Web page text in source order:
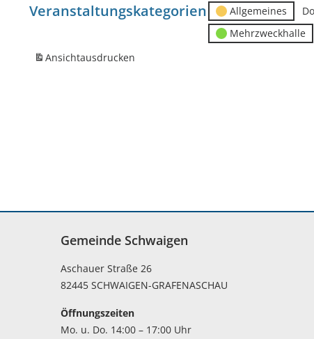
Veranstaltungskategorien Allgemeines
Mehrzweckhalle
Ansichtausdrucken
Gemeinde Schwaigen
Aschauer Straße 26
82445 SCHWAIGEN-GRAFENASCHAU
Öffnungszeiten
Mo. u. Do. 14:00 – 17:00 Uhr